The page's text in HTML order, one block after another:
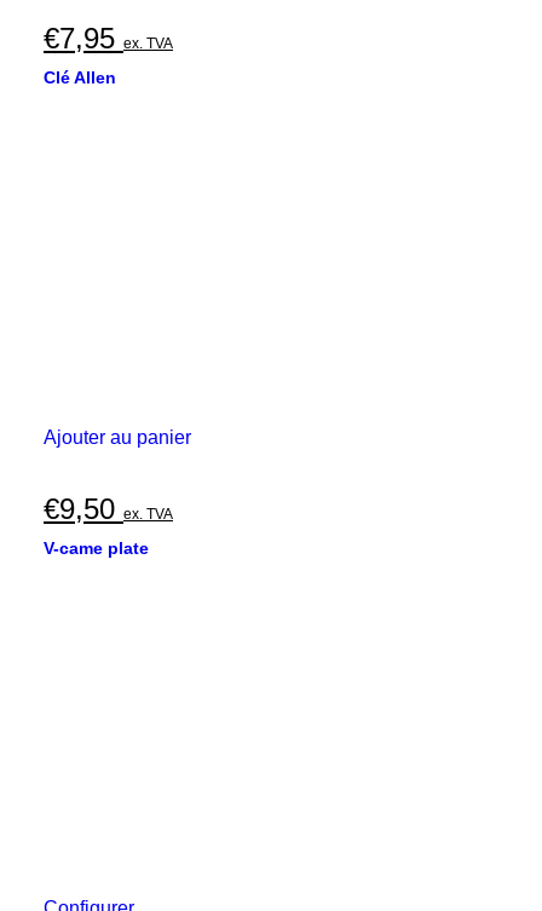
€7,95 ex. TVA
Clé Allen
Ajouter au panier
€9,50 ex. TVA
V-came plate